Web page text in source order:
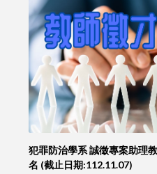
犯罪防治學系 誠徵專案助理
名 (截止日期:112.11.07)